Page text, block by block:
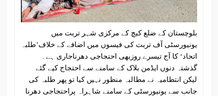
بلوچستان کے ضلع کیچ کے مرکزی شہر تربت میں
یونیورسٹی آف تربت کی فیسوں میں اضافے کے خلاف’طلبہ
اتحاد‘ کا آج تیسرے روزبھی احتجاجی دھرناجاری ہے۔
گذشتہ دنوں ایڈمن بلاک کے سامنے سے احتجاج کیے گئے
لیکن انتظامیہ نے مطالبہ منظور نہیں کیا تو پھر طلبہ کی
جانب سے یونیورسٹی کے سامنے شاہراہ پراحتجاجی دھرنا